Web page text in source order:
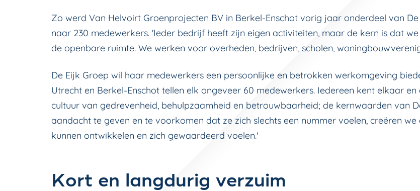
Zo werd Van Helvoirt Groenprojecten BV in Berkel-Enschot vorig jaar onderdeel van
naar 230 medewerkers. 'Ieder bedrijf heeft zijn eigen activiteiten, maar de kern is dat
de openbare ruimte. We werken voor overheden, bedrijven, scholen,
De Eijk Groep wil haar medewerkers een persoonlijke en betrokken werkomgeving
Utrecht en Berkel-Enschot tellen elk ongeveer 60 medewerkers. Iedereen kent elkaar en
cultuur van gedrevenheid, behulpzaamheid en betrouwbaarheid; de kernwaarden van
aandacht te geven en te voorkomen dat ze zich slechts een nummer voelen, creëren
kunnen ontwikkelen en zich gewaardeerd voelen.'
Kort en langdurig verzuim